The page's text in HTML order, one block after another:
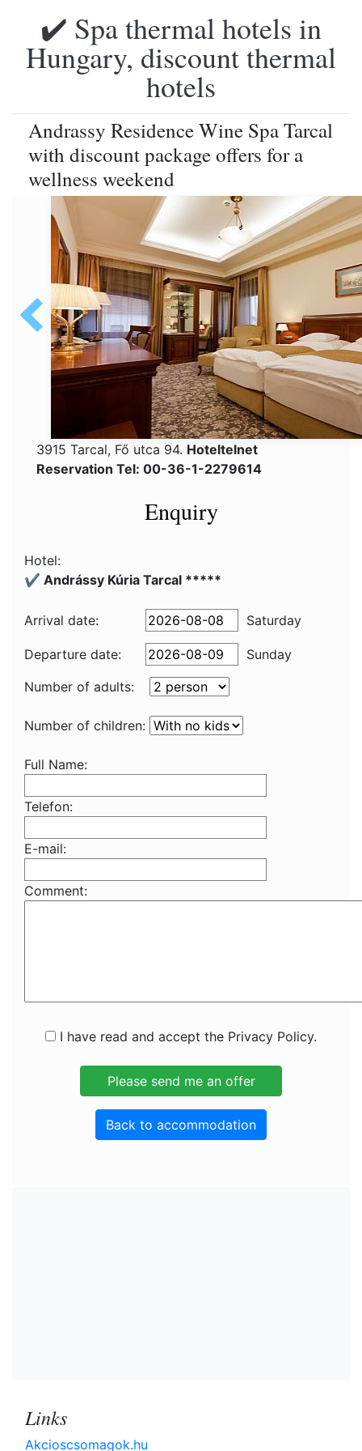
✔️ Spa thermal hotels in
Hungary, discount thermal
hotels
Andrassy Residence Wine Spa Tarcal
with discount package offers for a
wellness weekend
3915 Tarcal, Fő utca 94. Hoteltelnet
Reservation Tel: 00-36-1-2279614
Enquiry
Hotel:
✔️ Andrássy Kúria Tarcal *****
Arrival date: Saturday
Departure date:
Sunday
Number of adults:
Number of children:
Full Name:
Telefon:
E-mail:
Comment:
I have read and accept the Privacy Policy.
Back to accommodation
Links
Akcioscsomagok.hu